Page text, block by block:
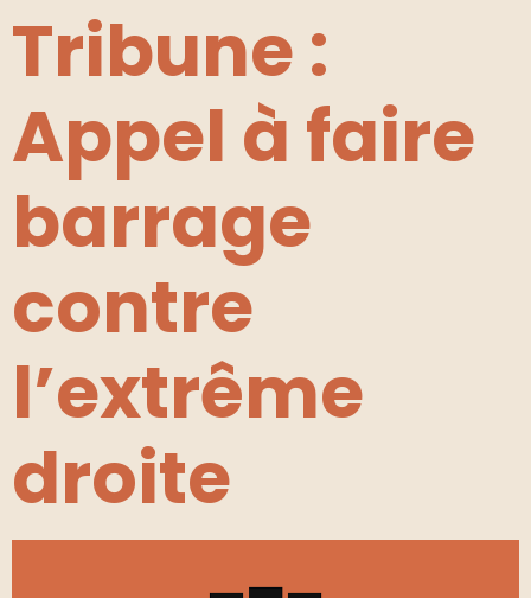
Tribune :
Appel à faire
barrage
contre
l’extrême
droite